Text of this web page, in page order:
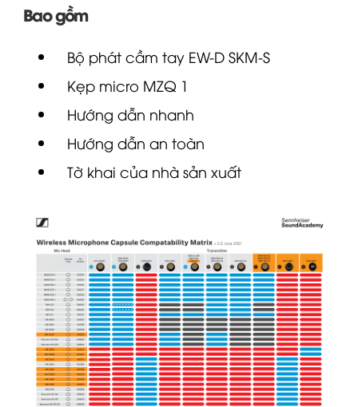
Bao gồm
Bộ phát cầm tay EW-DSKM-S
Kẹp micro MZQ 1
Hướng dẫn nhanh
Hướng dẫn an toàn
Tờ khai của nhà sản xuất